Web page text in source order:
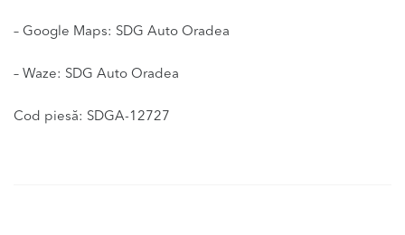
– Google Maps: SDG Auto Oradea
– Waze: SDG Auto Oradea
Cod piesă: SDGA-12727